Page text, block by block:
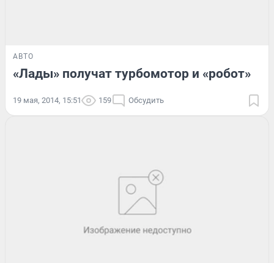
АВТО
«Лады» получат турбомотор и «робот»
19 мая, 2014, 15:51 159 Обсудить